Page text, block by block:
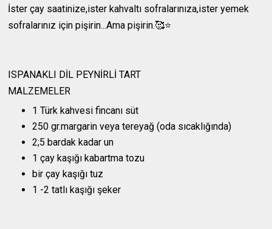
İster çay saatinize,ister kahvaltı sofralarınıza,ister yemek
sofralarınız için pişirin...Ama pişirin.🥰⭐️
ISPANAKLI DİL PEYNİRLİ TART
MALZEMELER
1 Türk kahvesi fincanı süt
250 gr.margarin veya tereyağ (oda sıcaklığında)
2;5 bardak kadar un
1 çay kaşığı kabartma tozu
bir çay kaşığı tuz
1 -2 tatlı kaşığı şeker